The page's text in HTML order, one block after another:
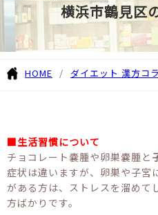
横浜市鶴見区
HOME ダイエット 漢方コ
■生活習慣について
チョコレート嚢腫や卵巣嚢腫と
症状は違いますが、卵巣や子宮
がある方は、ストレスを溜めて
方ばかりです。